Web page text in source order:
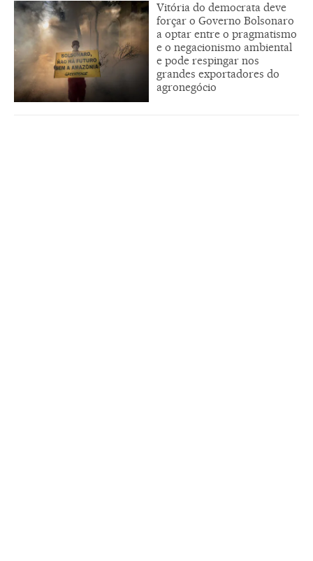
Vitória do democrata deve
forçar o Governo Bolsonaro
a optar entre o pragmatismo
e o negacionismo ambiental
e pode respingar nos
grandes exportadores do
agronegócio